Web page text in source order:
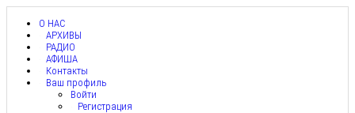
О НАС
АРХИВЫ
РАДИО
АФИША
Контакты
Ваш профиль
Войти
Регистрация